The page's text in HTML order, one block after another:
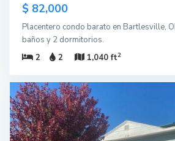
$ 82,000
Placentero condo barato en Bartlesville,
baños y 2 dormitorios.
2
2 1,040 ft2